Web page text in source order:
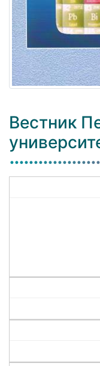
Вестник